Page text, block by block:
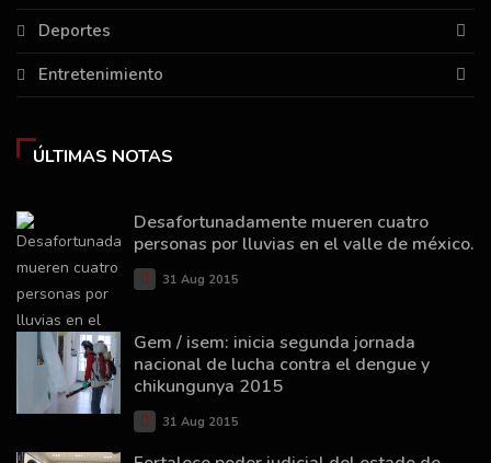
Deportes
Entretenimiento
ÚLTIMAS NOTAS
Desafortunadamente mueren cuatro
personas por lluvias en el valle de méxico.
31 Aug 2015
Gem / isem: inicia segunda jornada
nacional de lucha contra el dengue y
chikungunya 2015
31 Aug 2015